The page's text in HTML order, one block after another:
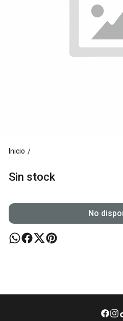
Inicio /
Sin stock
No